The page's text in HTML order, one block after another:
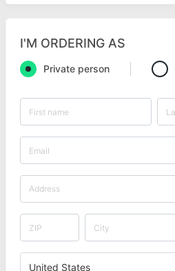
I'M ORDERING AS
Private person
United States